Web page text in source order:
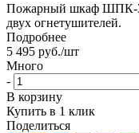
Пожарный шкаф ШПК-
двух огнетушителей.
Подробнее
5 495 руб./шт
Много
-
В корзину
Купить в 1 клик
Поделиться